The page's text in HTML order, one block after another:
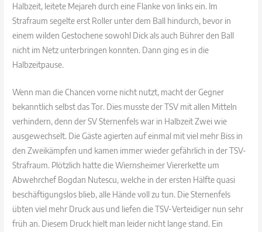
Halbzeit, leitete Mejareh durch eine Flanke von links ein. Im
Strafraum segelte erst Roller unter dem Ball hindurch, bevor in
einem wilden Gestochene sowohl Dick als auch Bührer den Ball
nicht im Netz unterbringen konnten. Dann ging es in die
Halbzeitpause.
Wenn man die Chancen vorne nicht nutzt, macht der Gegner
bekanntlich selbst das Tor. Dies musste der TSV mit allen Mitteln
verhindern, denn der SV Sternenfels war in Halbzeit Zwei wie
ausgewechselt. Die Gäste agierten auf einmal mit viel mehr Biss in
den Zweikämpfen und kamen immer wieder gefährlich in der TSV-
Strafraum. Plötzlich hatte die Wiernsheimer Viererkette um
Abwehrchef Bogdan Nutescu, welche in der ersten Hälfte quasi
beschäftigungslos blieb, alle Hände voll zu tun. Die Sternenfels
übten viel mehr Druck aus und liefen die TSV-Verteidiger nun sehr
früh an. Diesem Druck hielt man leider nicht lange stand. Ein